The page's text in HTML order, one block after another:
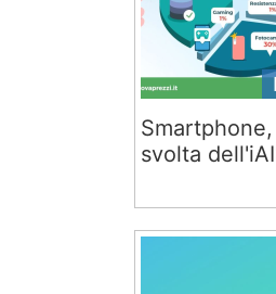
svolta